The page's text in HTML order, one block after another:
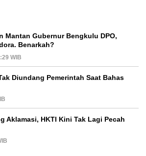
Mantan Gubernur Bengkulu DPO,
Benarkah?
WIB
Diundang Pemerintah Saat Bahas
Aklamasi, HKTI Kini Tak Lagi Pecah